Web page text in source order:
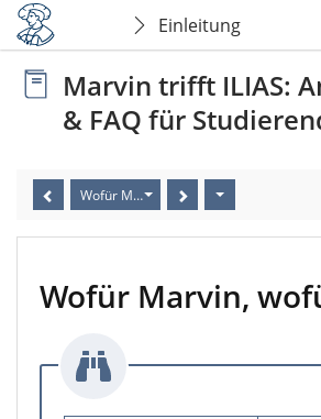
Einleitung
Marvin trifft ILIAS:
& FAQ für
Wofür Marvin, wofür ILIAS?
Wofür Marvin,